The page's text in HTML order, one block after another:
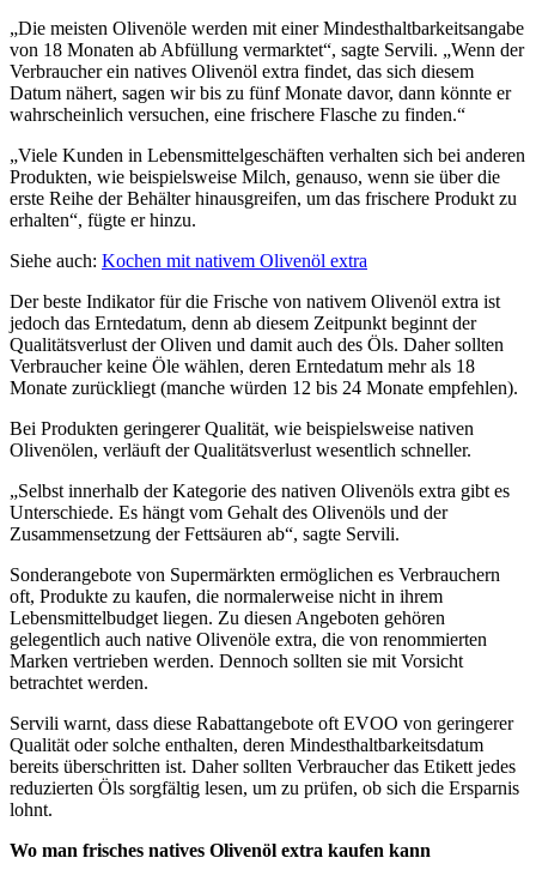
„Die meisten Olivenöle werden mit einer Mindesthaltbarkeitsangabe
von 18 Monaten ab Abfüllung vermarktet“, sagte Servili. „Wenn der
Verbraucher ein natives Olivenöl extra findet, das sich diesem
Datum nähert, sagen wir bis zu fünf Monate davor, dann könnte er
wahrscheinlich versuchen, eine frischere Flasche zu finden.“
„Viele Kunden in Lebensmittelgeschäften verhalten sich bei anderen
Produkten, wie beispielsweise Milch, genauso, wenn sie über die
erste Reihe der Behälter hinausgreifen, um das frischere Produkt zu
erhalten“, fügte er hinzu.
Siehe auch: Kochen mit nativem Olivenöl extra
Der beste Indikator für die Frische von nativem Olivenöl extra ist
jedoch das Erntedatum, denn ab diesem Zeitpunkt beginnt der
Qualitätsverlust der Oliven und damit auch des Öls. Daher sollten
Verbraucher keine Öle wählen, deren Erntedatum mehr als 18
Monate zurückliegt (manche würden 12 bis 24 Monate empfehlen).
Bei Produkten geringerer Qualität, wie beispielsweise nativen
Olivenölen, verläuft der Qualitätsverlust wesentlich schneller.
„Selbst innerhalb der Kategorie des nativen Olivenöls extra gibt es
Unterschiede. Es hängt vom Gehalt des Olivenöls und der
Zusammensetzung der Fettsäuren ab“, sagte Servili.
Sonderangebote von Supermärkten ermöglichen es Verbrauchern
oft, Produkte zu kaufen, die normalerweise nicht in ihrem
Lebensmittelbudget liegen. Zu diesen Angeboten gehören
gelegentlich auch native Olivenöle extra, die von renommierten
Marken vertrieben werden. Dennoch sollten sie mit Vorsicht
betrachtet werden.
Servili warnt, dass diese Rabattangebote oft EVOO von geringerer
Qualität oder solche enthalten, deren Mindesthaltbarkeitsdatum
bereits überschritten ist. Daher sollten Verbraucher das Etikett jedes
reduzierten Öls sorgfältig lesen, um zu prüfen, ob sich die Ersparnis
lohnt.
Wo man frisches natives Olivenöl extra kaufen kann